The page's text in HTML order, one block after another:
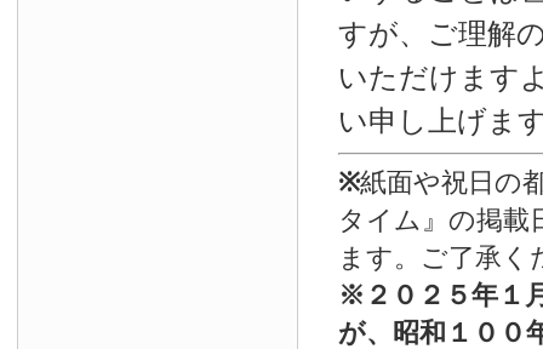
すが、ご理解
いただけます
い申し上げま
※紙面や祝日の
タイム』の掲載
ます。ご了承く
※ ２０２５年１
が、昭和１００